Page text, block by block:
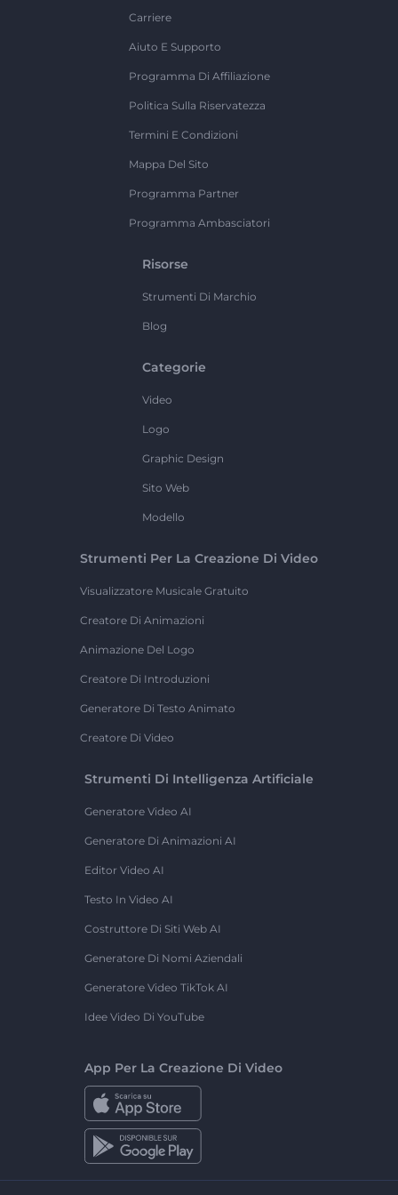
Carriere
Aiuto E Supporto
Programma Di Affiliazione
Politica Sulla Riservatezza
Termini E Condizioni
Mappa Del Sito
Programma Partner
Programma Ambasciatori
Risorse
Strumenti Di Marchio
Blog
Categorie
Video
Logo
Graphic Design
Sito Web
Modello
Strumenti Per La Creazione Di Video
Visualizzatore Musicale Gratuito
Creatore Di Animazioni
Animazione Del Logo
Creatore Di Introduzioni
Generatore Di Testo Animato
Creatore Di Video
Strumenti Di Intelligenza Artificiale
Generatore Video AI
Generatore Di Animazioni AI
Editor Video AI
Testo In Video AI
Costruttore Di Siti Web AI
Generatore Di Nomi Aziendali
Generatore Video TikTok AI
Idee Video Di YouTube
App Per La Creazione Di Video